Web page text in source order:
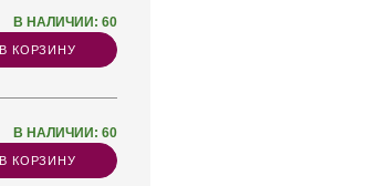
В НАЛИЧИИ: 60
В КОРЗИНУ
В НАЛИЧИИ: 60
В КОРЗИНУ